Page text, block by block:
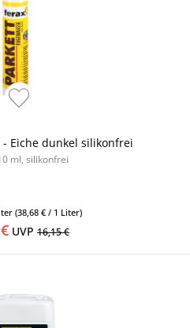
Eiche dunkel silikonfrei
ml, silikonfrei
(38,68 € / 1 Liter)
UVP 16,15 €